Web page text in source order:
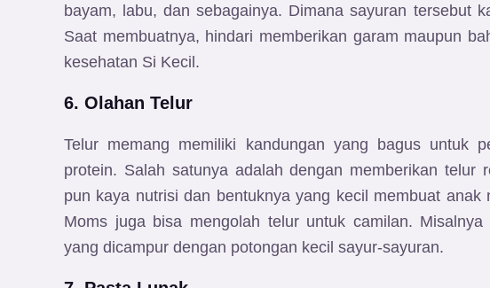
bayam, labu, dan sebagainya. Dimana sayuran tersebut
Saat membuatnya, hindari memberikan garam maupun
kesehatan Si Kecil.
6. Olahan Telur
Telur memang memiliki kandungan yang bagus untuk
protein. Salah satunya adalah dengan memberikan telur
pun kaya nutrisi dan bentuknya yang kecil membuat anak
Moms juga bisa mengolah telur untuk camilan.
yang dicampur dengan potongan kecil sayur-sayuran.